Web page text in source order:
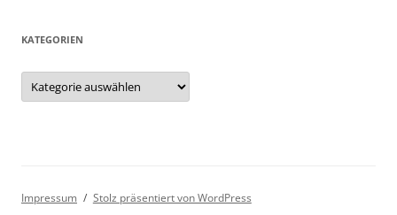
KATEGORIEN
Kategorien
Impressum Stolz präsentiert von WordPress